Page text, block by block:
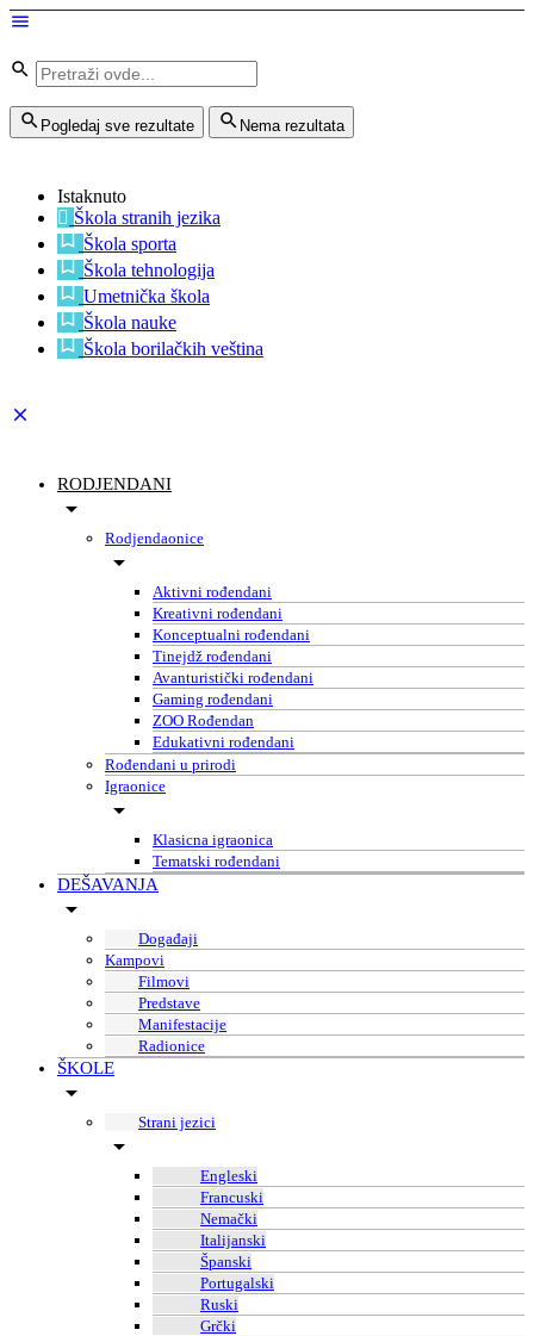
Pogledaj sve rezultate Nema rezultata
Istaknuto
Škola stranih jezika
Škola sporta
Škola tehnologija
Umetnička škola
Škola nauke
Škola borilačkih veština
RODJENDANI
Rodjendaonice
Aktivni rođendani
Kreativni rođendani
Konceptualni rođendani
Tinejdž rođendani
Avanturistički rođendani
Gaming rođendani
ZOO Rođendan
Edukativni rođendani
Rođendani u prirodi
Igraonice
Klasicna igraonica
Tematski rođendani
DEŠAVANJA
Događaji
Kampovi
Filmovi
Predstave
Manifestacije
Radionice
ŠKOLE
Strani jezici
Engleski
Francuski
Nemački
Italijanski
Španski
Portugalski
Ruski
Grčki